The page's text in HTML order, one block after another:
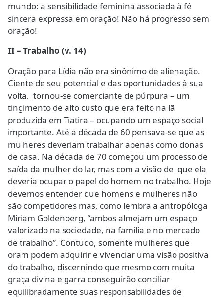
mundo: a sensibilidade feminina associada à fé
sincera expressa em oração! Não há progresso sem
oração!
II – Trabalho (v. 14)
Oração para Lídia não era sinônimo de alienação.
Ciente de seu potencial e das oportunidades à sua
volta, tornou-se comerciante de púrpura – um
tingimento de alto custo que era feito na lã
produzida em Tiatira – ocupando um espaço social
importante. Até a década de 60 pensava-se que as
mulheres deveriam trabalhar apenas como donas
de casa. Na década de 70 começou um processo de
saída da mulher do lar, mas com a visão de que ela
deveria ocupar o papel do homem no trabalho. Hoje
devemos entender que homens e mulheres não
são competidores mas, como lembra a antropóloga
Miriam Goldenberg, “ambos almejam um espaço
valorizado na sociedade, na família e no mercado
de trabalho”. Contudo, somente mulheres que
oram podem adquirir e vivenciar uma visão positiva
do trabalho, discernindo que mesmo com muita
graça divina e garra conseguirão conciliar
equilibradamente suas responsabilidades de